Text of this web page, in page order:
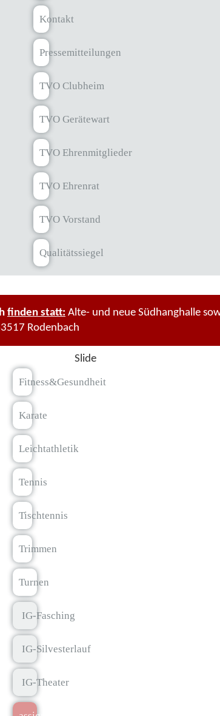
Kontakt
Pressemitteilungen
TVO Clubheim
TVO Gerätewart
TVO Ehrenmitglieder
TVO Ehrenrat
TVO Vorstand
Qualitätssiegel
finden statt: Alte- und neue Südhanghalle
Rodenbach
Slide
Fitness&Gesundheit
Karate
Leichtathletik
Tennis
Tischtennis
Trimmen
Turnen
IG-Fasching
IG-Silvesterlauf
IG-Theater